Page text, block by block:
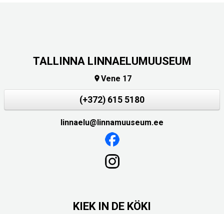
TALLINNA LINNAELUMUUSEUM
Vene 17
(+372) 615 5180
linnaelu@linnamuuseum.ee
KIEK IN DE KÖKI